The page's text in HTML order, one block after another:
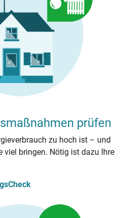
prüfen
zu hoch ist – und
viel bringen. Nötig ist dazu Ihre